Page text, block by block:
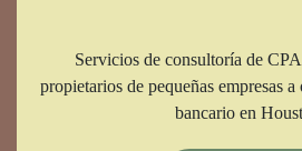
Servicios de consultoría de
propietarios de pequeñas empresas
bancario en